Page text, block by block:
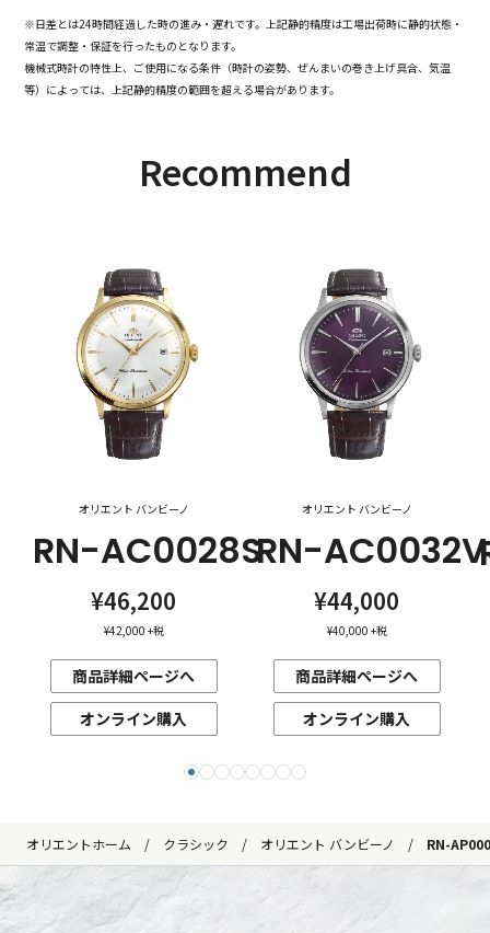
※日差とは24時間経過した時の進み・遅れです。上記静的精度は工場出荷時に静的状態・
常温で調整・保証を行ったものとなります。
機械式時計の特性上、ご使用になる条件（時計の姿勢、ぜんまいの巻き上げ具合、気温
等）によっては、上記静的精度の範囲を超える場合があります。
Recommend
オリエント バンビーノ
RN-AC0028S
¥46,200
¥42,000 +税
商品詳細ページへ
オンライン購入
オリエント バンビーノ
RN-AC0032V
¥44,000
¥40,000 +税
商品詳細ページへ
オンライン購入
オリエントホーム クラシック オリエント バンビーノ RN-